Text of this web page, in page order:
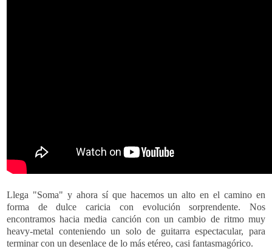
Llega "Soma" y ahora sí que hacemos un alto en el camino en
forma de dulce caricia con evolución sorprendente. Nos
encontramos hacia media canción con un cambio de ritmo muy
heavy-metal conteniendo un solo de guitarra espectacular, para
terminar con un desenlace de lo más etéreo, casi fantasmagórico.